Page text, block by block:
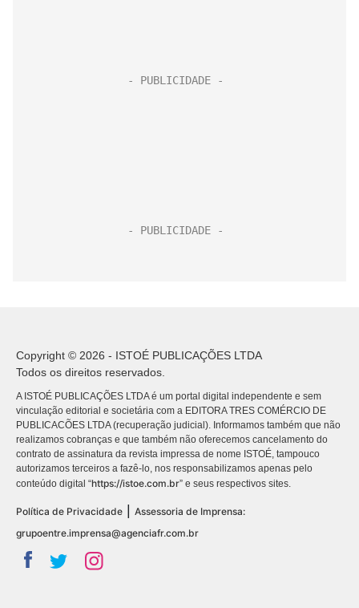
Copyright © 2026 - ISTOÉ PUBLICAÇÕES LTDA
Todos os direitos reservados.
A ISTOÉ PUBLICAÇÕES LTDA é um portal digital independente e sem
vinculação editorial e societária com a EDITORA TRES COMÉRCIO DE
PUBLICACÕES LTDA (recuperação judicial). Informamos também que não
realizamos cobranças e que também não oferecemos cancelamento do
contrato de assinatura da revista impressa de nome ISTOÉ, tampouco
autorizamos terceiros a fazê-lo, nos responsabilizamos apenas pelo
conteúdo digital “https://istoe.com.br” e seus respectivos sites.
Política de Privacidade
Assessoria de Imprensa:
grupoentre.imprensa@agenciafr.com.br